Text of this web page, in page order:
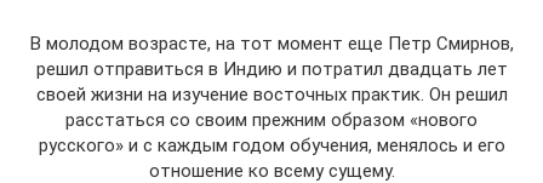
В молодом возрасте, на тот момент еще Петр Смирнов,
решил отправиться в Индию и потратил двадцать лет
своей жизни на изучение восточных практик. Он решил
расстаться со своим прежним образом «нового
русского» и с каждым годом обучения, менялось и его
отношение ко всему сущему.